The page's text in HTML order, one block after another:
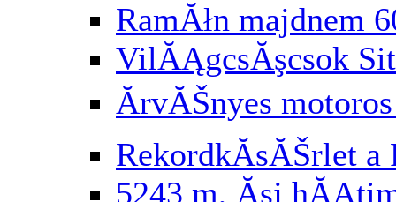
RamĂłn majdnem
VilĂĄgcsĂşcsok
ĂrvĂŠnyes
RekordkĂ­sĂŠrlet
5243 m, Ăşj